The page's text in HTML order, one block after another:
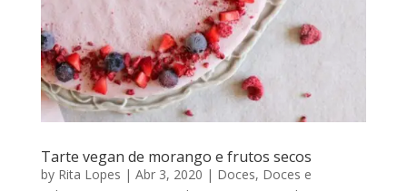
Tarte vegan de morango e frutos secos
by Rita Lopes | Abr 3, 2020 | Doces, Doces e